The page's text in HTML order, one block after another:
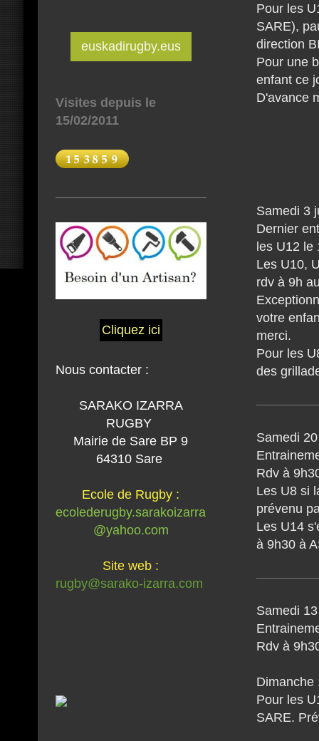
Pour les
SARE),
direction
Pour une
enfant ce
D'avance
Samedi 3
Dernier
les U12 le
Les U10,
rdv à 9h
votre
merci.
Pour les
des
Samedi
Rdv à
Les U8 si
prévenu
Les U14
à 9h30 à
Samedi
Rdv à
Dimanche
Pour les
SARE.
euskadirugby.eus
Visites depuis le
15/02/2011
Cliquez ici
Nous contacter :
SARAKO IZARRA
RUGBY
Mairie de Sare BP 9
64310 Sare
Ecole de Rugby :
ecolederugby.sarakoizarra
@yahoo.com
Site web :
rugby@sarako-izarra.com